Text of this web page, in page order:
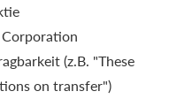
(z.B. "These
on transfer")